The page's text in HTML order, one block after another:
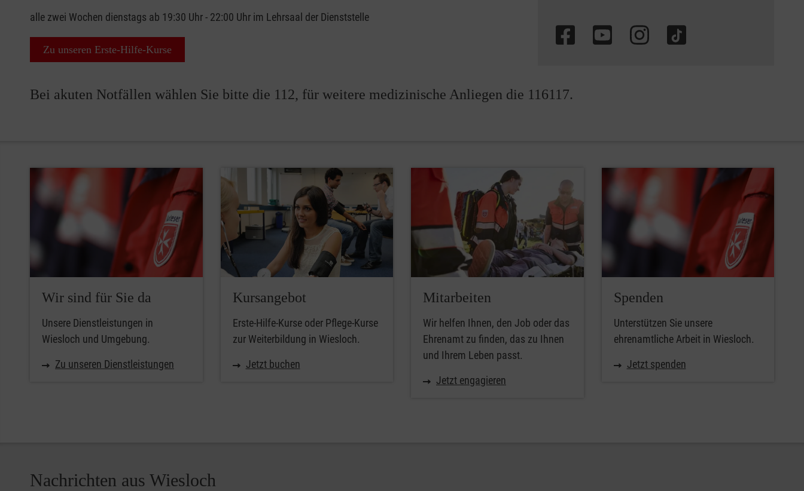
alle zwei Wochen dienstags ab 19:30 Uhr - 22:00 Uhr im Lehrsaal der Dienststelle
Zu unseren Erste-Hilfe-Kurse
Bei akuten Notfällen wählen Sie bitte die 112, für weitere medizinische Anliegen die 116117.
Wir sind für Sie da
Unsere Dienstleistungen in
Wiesloch und Umgebung.
Zu unseren Dienstleistungen
Kursangebot
Erste-Hilfe-Kurse oder Pflege-Kurse
zur Weiterbildung in Wiesloch.
Jetzt buchen
Mitarbeiten
Wir helfen Ihnen, den Job oder das
Ehrenamt zu finden, das zu Ihnen
und Ihrem Leben passt.
Jetzt engagieren
Spenden
Unterstützen Sie unsere
ehrenamtliche Arbeit in Wiesloch.
Jetzt spenden
Nachrichten aus Wiesloch